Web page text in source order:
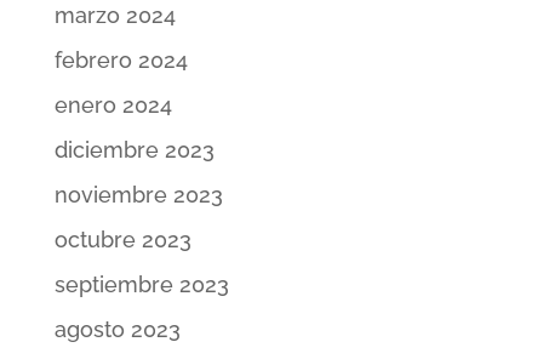
marzo 2024
febrero 2024
enero 2024
diciembre 2023
noviembre 2023
octubre 2023
septiembre 2023
agosto 2023